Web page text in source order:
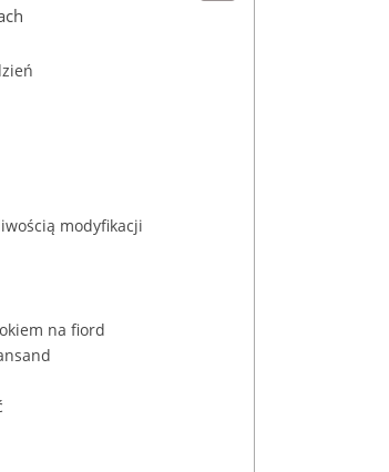
modyfikacji
na fiord